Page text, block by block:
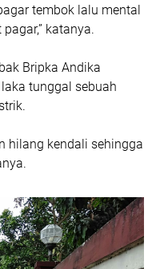
tembok lalu mental
katanya.
Bripka Andika
tunggal sebuah
hilang kendali sehingga